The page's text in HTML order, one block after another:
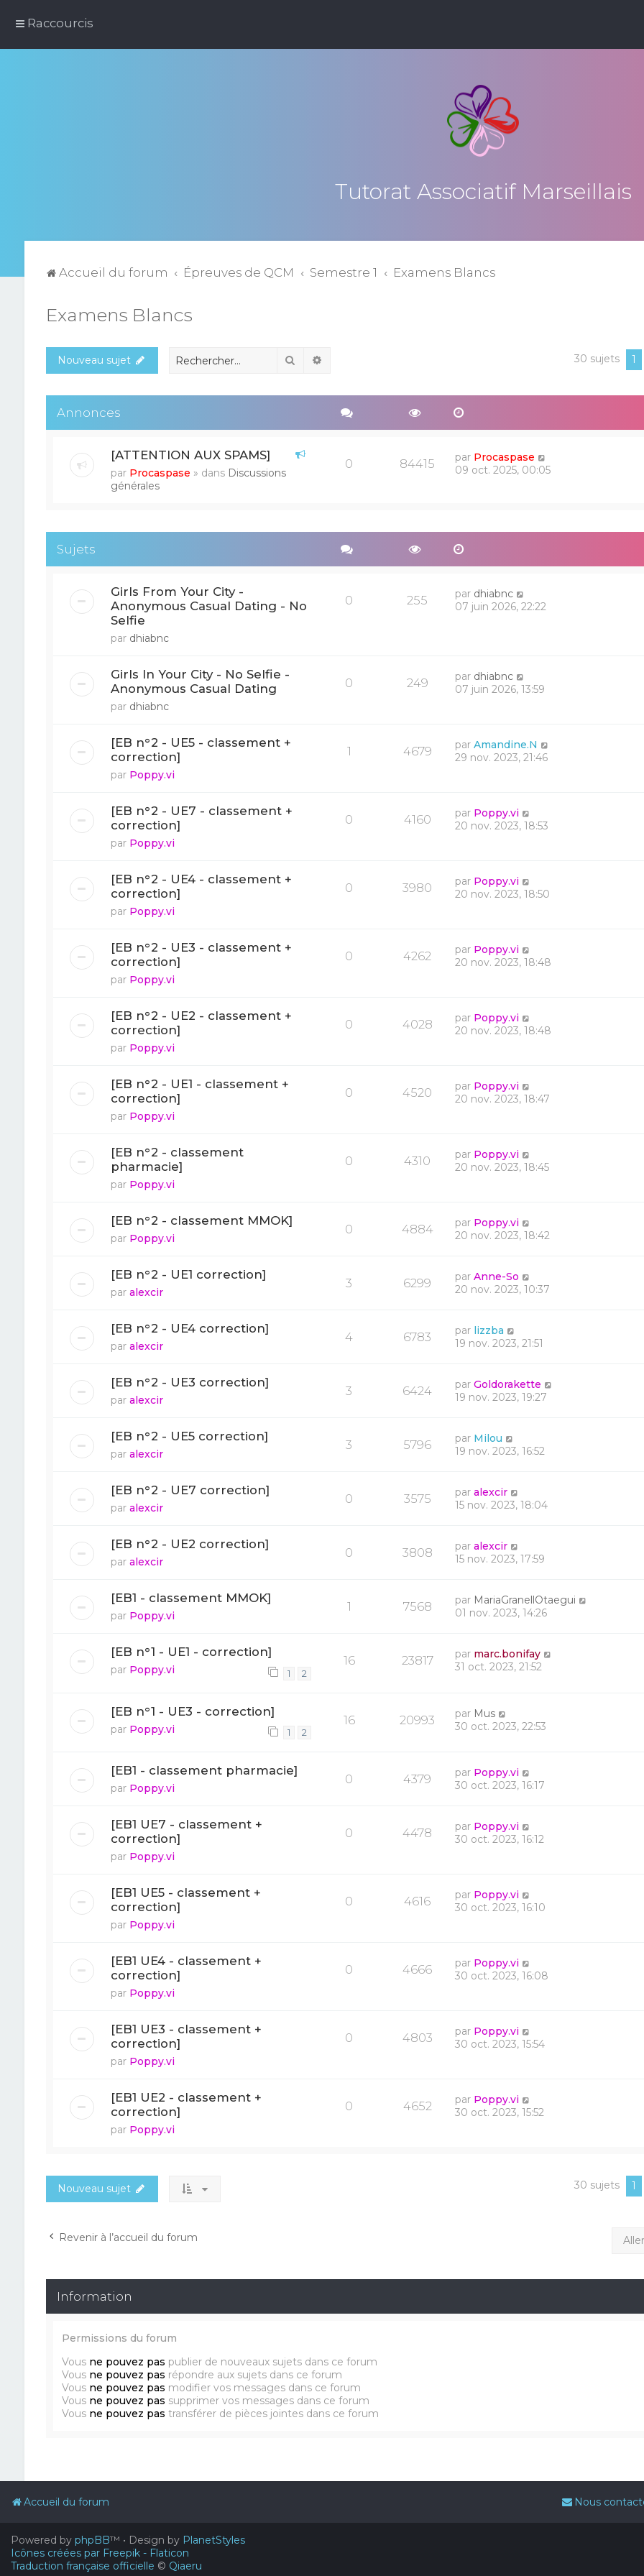
Raccourcis
Tutorat Associatif Marseillais
Accueil du forum Épreuves de QCM Semestre 1 Examens Blancs
Examens Blancs
Nouveau sujet Rechercher 30 sujets 1
Annonces
[ATTENTION AUX SPAMS]
par Procaspase » dans Discussions
générales
0 84415 par Procaspase
09 oct. 2025, 00:05
Sujets
Girls From Your City -
Anonymous Casual Dating - No
Selfie
par dhiabnc
0 255 par dhiabnc
07 juin 2026, 22:22
Girls In Your City - No Selfie -
Anonymous Casual Dating
par dhiabnc
0 249 par dhiabnc
07 juin 2026, 13:59
[EB n°2 - UE5 - classement +
correction]
par Poppy.vi
1 4679 parAmandine.N
29 nov. 2023, 21:46
[EB n°2 - UE7 - classement +
correction]
par Poppy.vi
0 4160 par Poppy.vi
20 nov. 2023, 18:53
[EB n°2 - UE4 - classement +
correction]
par Poppy.vi
0 3980 par Poppy.vi
20 nov. 2023, 18:50
[EB n°2 - UE3 - classement +
correction]
par Poppy.vi
0 4262 par Poppy.vi
20 nov. 2023, 18:48
[EB n°2 - UE2 - classement +
correction]
par Poppy.vi
0 4028 par Poppy.vi
20 nov. 2023, 18:48
[EB n°2 - UE1 - classement +
correction]
par Poppy.vi
0 4520 par Poppy.vi
20 nov. 2023, 18:47
[EB n°2 - classement
pharmacie]
par Poppy.vi
0 4310 par Poppy.vi
20 nov. 2023, 18:45
[EB n°2 - classement MMOK]
par Poppy.vi
0 4884 par Poppy.vi
20 nov. 2023, 18:42
[EB n°2 - UE1 correction]
par alexcir
3 6299 parAnne-So
20 nov. 2023, 10:37
[EB n°2 - UE4 correction]
par alexcir
4 6783 par lizzba
19 nov. 2023, 21:51
[EB n°2 - UE3 correction]
par alexcir
3 6424 parGoldorakette
19 nov. 2023, 19:27
[EB n°2 - UE5 correction]
par alexcir
3 5796 par Milou
19 nov. 2023, 16:52
[EB n°2 - UE7 correction]
par alexcir
0 3575 paralexcir
15 nov. 2023, 18:04
[EB n°2 - UE2 correction]
par alexcir
0 3808 paralexcir
15 nov. 2023, 17:59
[EB1 - classement MMOK]
par Poppy.vi
1 7568 par MariaGranellOtaegui
01 nov. 2023, 14:26
[EB n°1 - UE1 - correction]
par Poppy.vi 1 2
16 23817 par marc.bonifay
31 oct. 2023, 21:52
[EB n°1 - UE3 - correction]
par Poppy.vi 1 2
16 20993 par Mus
30 oct. 2023, 22:53
[EB1 - classement pharmacie]
par Poppy.vi
0 4379 par Poppy.vi
30 oct. 2023, 16:17
[EB1 UE7 - classement +
correction]
par Poppy.vi
0 4478 par Poppy.vi
30 oct. 2023, 16:12
[EB1 UE5 - classement +
correction]
par Poppy.vi
0 4616 par Poppy.vi
30 oct. 2023, 16:10
[EB1 UE4 - classement +
correction]
par Poppy.vi
0 4666 par Poppy.vi
30 oct. 2023, 16:08
[EB1 UE3 - classement +
correction]
par Poppy.vi
0 4803 par Poppy.vi
30 oct. 2023, 15:54
[EB1 UE2 - classement +
correction]
par Poppy.vi
0 4652 par Poppy.vi
30 oct. 2023, 15:52
Nouveau sujet 30 sujets 1
Revenir à l’accueil du forum Aller
Information
Permissions du forum
Vous ne pouvez pas publier de nouveaux sujets dans ce forum
Vous ne pouvez pas répondre aux sujets dans ce forum
Vous ne pouvez pas modifier vos messages dans ce forum
Vous ne pouvez pas supprimer vos messages dans ce forum
Vous ne pouvez pas transférer de pièces jointes dans ce forum
Accueil du forum Nous
Powered by phpBB™ • Design by PlanetStyles
Icônes créées par Freepik - Flaticon
Traduction française officielle © Qiaeru